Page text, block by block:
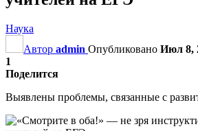
Наука
Автор admin Опубликовано Июл 8,
1
Поделится
Выявлены проблемы, связанные с